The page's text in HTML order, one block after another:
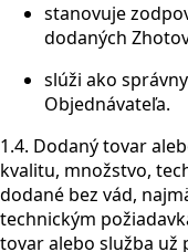
stanovuje
dodaných
slúži ako
Objednávateľa.
1.4. Dodaný tovar
kvalitu, množstvo,
dodané bez vád,
technickým
tovar alebo služba už